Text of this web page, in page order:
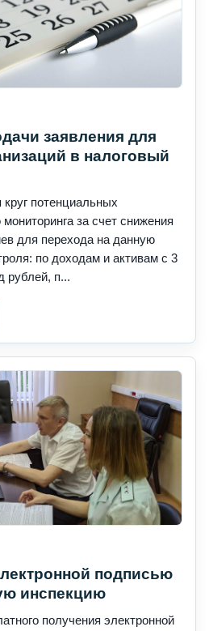
заявления для
в налоговый
потенциальных
мониторинга за счет снижения
для перехода на данную
по доходам и активам с 3
рублей, п...
подписью
инспекцию
получения электронной